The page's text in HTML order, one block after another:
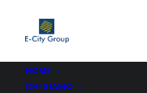
HOME
CHI SIAMO